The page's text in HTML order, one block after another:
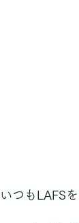
いつもLAFS